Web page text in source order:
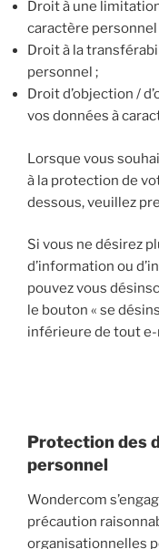
Droit à une
caractère personnel
Droit à la
personnel ;
Droit d’objection /
vos données à
Lorsque vous
à la protection de
dessous, veuillez
Si vous ne désirez
d’information ou
pouvez vous
le bouton « se
inférieure de tout
Protection des
personnel
Wondercom
précaution
organisationnelles